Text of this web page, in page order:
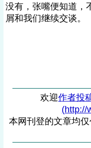
没有，张嘴便知道，
屑和我们继续交谈。
欢迎作者投
(http://
本网刊登的文章均